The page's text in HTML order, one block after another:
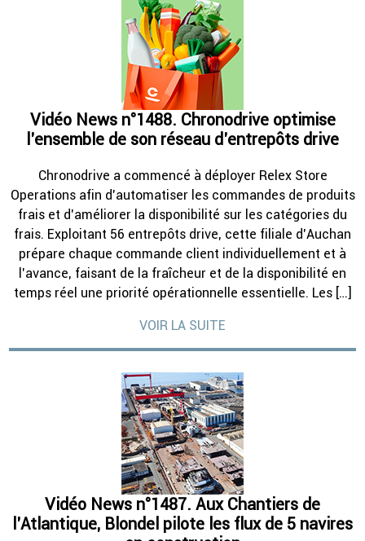
Vidéo News n°1488. Chronodrive optimise
l’ensemble de son réseau d’entrepôts drive
Chronodrive a commencé à déployer Relex Store
Operations afin d’automatiser les commandes de produits
frais et d’améliorer la disponibilité sur les catégories du
frais. Exploitant 56 entrepôts drive, cette filiale d’Auchan
prépare chaque commande client individuellement et à
l’avance, faisant de la fraîcheur et de la disponibilité en
temps réel une priorité opérationnelle essentielle. Les […]
VOIR LA SUITE
Vidéo News n°1487. Aux Chantiers de
l’Atlantique, Blondel pilote les flux de 5 navires